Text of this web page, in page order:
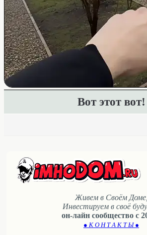
Вот этот вот!
Живем в Своём Доме,
Инвестируем в своё
он-лайн сообщество с
● К О Н Т А К Т Ы ●